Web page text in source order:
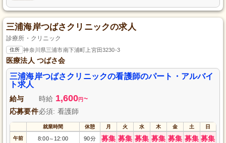
三浦海岸つばさクリニックの求人
診療所・クリニック
住所 神奈川県三浦市南下浦町上宮田3230-3
医療法人 つばさ会
三浦海岸つばさクリニックの看護師のパート・アルバイ
ト求人
給与 時給 1,600円 ~
応募要件必須: 看護師
就業時間 休憩 月 火 水 木 金 土 日
午前 8:00～ 12:00 90分 募集 募集 募集 募集 募集 募集 募集